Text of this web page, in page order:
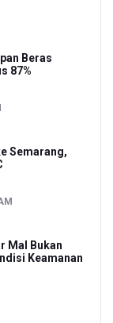
Beras
87%
Semarang,
Mal Bukan
Keamanan